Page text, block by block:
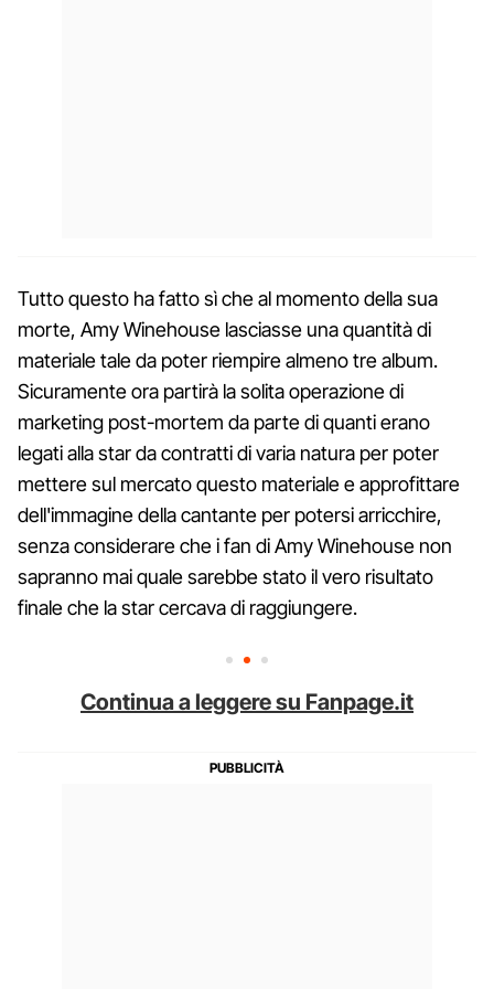
Tutto questo ha fatto sì che al momento della sua
morte, Amy Winehouse lasciasse una quantità di
materiale tale da poter riempire almeno tre album.
Sicuramente ora partirà la solita operazione di
marketing post-mortem da parte di quanti erano
legati alla star da contratti di varia natura per poter
mettere sul mercato questo materiale e approfittare
dell'immagine della cantante per potersi arricchire,
senza considerare che i fan di Amy Winehouse non
sapranno mai quale sarebbe stato il vero risultato
finale che la star cercava di raggiungere.
Continua a leggere su Fanpage.it